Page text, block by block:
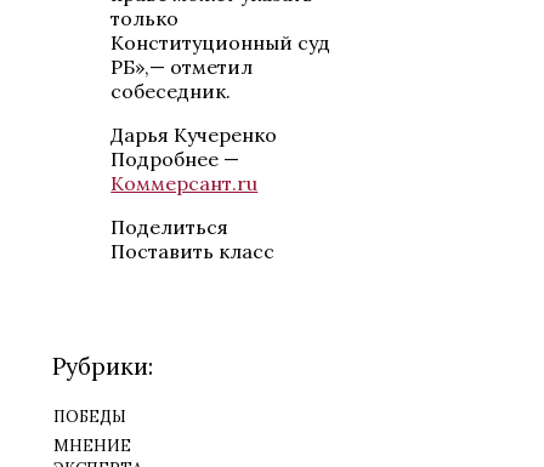
только
Конституционный суд
РБ»,— отметил
собеседник.
Дарья Кучеренко
Подробнее —
Коммерсант.ru
Поделиться
Поставить класс
Рубрики:
победы
мнение